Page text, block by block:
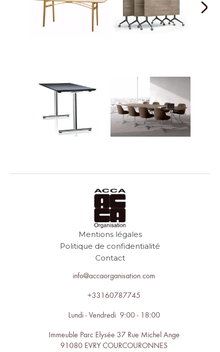
Mentions légales
Politique de confidentialité
Contact
info@accaorganisation.com
+33160787745
Lundi - Vendredi 9:00 - 18:00
Immeuble Parc Elysée 37 Rue Michel Ange
91080 EVRY COURCOURONNES